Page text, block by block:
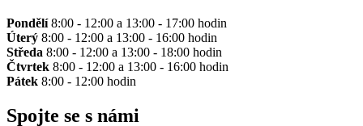
Pondělí8:00 - 12:00 a 13:00 - 17:00 hodin
Úterý 8:00 - 12:00 a 13:00 - 16:00 hodin
Středa 8:00 - 12:00 a 13:00 - 18:00 hodin
Čtvrtek 8:00 - 12:00 a 13:00 - 16:00 hodin
Pátek 8:00 - 12:00 hodin
Spojte se s námi